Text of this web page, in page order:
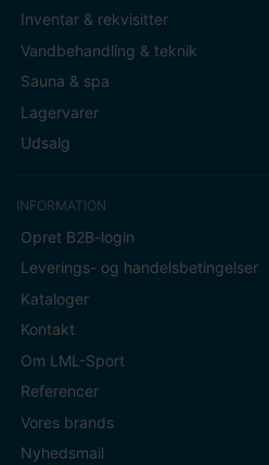
Inventar & rekvisitter
Vandbehandling & teknik
Sauna & spa
Lagervarer
Udsalg
INFORMATION
Opret B2B-login
Leverings- og handelsbetingelser
Kataloger
Kontakt
Om LML-Sport
Referencer
Vores brands
Nyhedsmail